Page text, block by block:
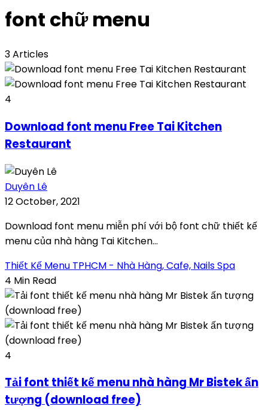
font chữ menu
3 Articles
4
Download font menu Free Tai Kitchen
Restaurant
Duyên Lê
12 October, 2021
Download font menu miễn phí với bộ font chữ thiết kế
menu của nhà hàng Tai Kitchen...
Thiết Kế Menu TPHCM - Nhà Hàng, Cafe, Nails Spa
4 Min Read
4
Tải font thiết kế menu nhà hàng Mr Bistek ấn
tượng (download free)